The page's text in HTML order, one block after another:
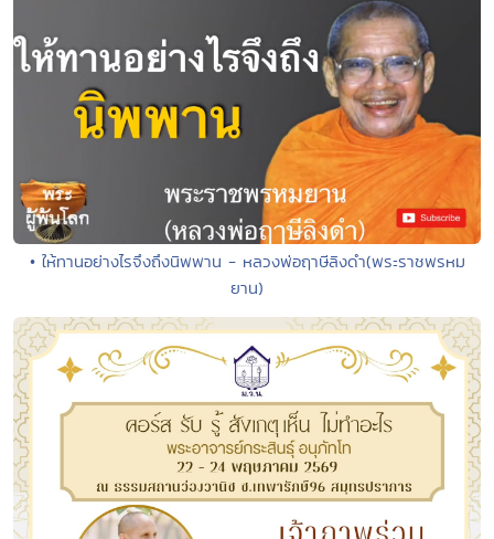
• ให้ทานอย่างไรจึงถึงนิพพาน - หลวงพ่อฤาษีลิงดำ(พระราชพรหม
ยาน)